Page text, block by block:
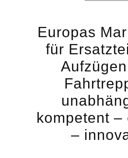
Europas
für
kompetent –
–